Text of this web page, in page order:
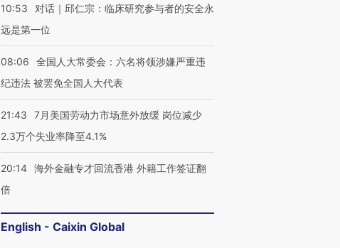
10:53
对话｜邱仁宗：临床研究参与者的安全永
远是第一位
08:06
全国人大常委会：六名将领涉嫌严重违
纪违法 被罢免全国人大代表
21:43
7月美国劳动力市场意外放缓 岗位减少
2.3万个失业率降至4.1%
20:14 海外金融专才回流香港 外籍工作签证翻
倍
English - Caixin Global